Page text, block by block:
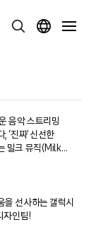
음악 스트리밍
‘진짜’ 신선한
밀크 뮤직(Milk
을 선사하는 갤럭시
자인팀!